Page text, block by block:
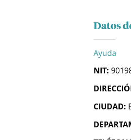
Datos
Ayuda
NIT:
CIUDAD: